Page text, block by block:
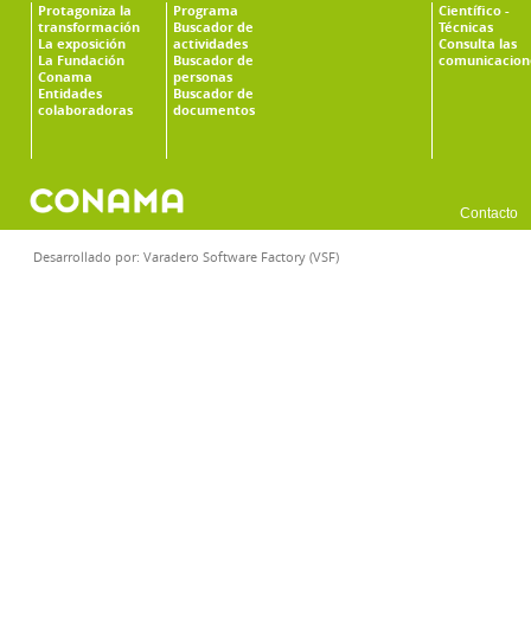
Protagoniza la
transformación
La exposición
La Fundación
Conama
Entidades
colaboradoras
Programa
Buscador de
actividades
Buscador de
personas
Buscador de
documentos
Científico -
Técnicas
Consulta las
Contacto
Desarrollado por: Varadero Software Factory (VSF)